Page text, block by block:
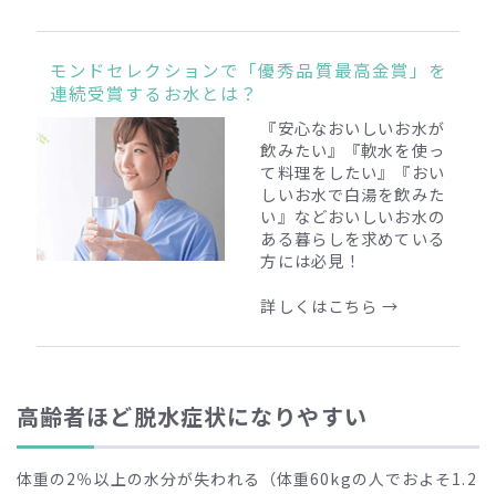
モンドセレクションで「優秀品質最高金賞」を
連続受賞するお水とは？
『安心なおいしいお水が
飲みたい』『軟水を使っ
て料理をしたい』『おい
しいお水で白湯を飲みた
い』 などおいしいお水の
ある暮らしを求めている
方には必見！
詳しくはこちら →
高齢者ほど脱水症状になりやすい
体重の2％以上の水分が失われる（体重60kgの人でおよそ1.2